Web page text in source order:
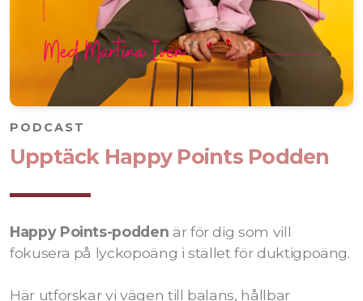
PODCAST
Upptäck Happy Points Podden
Happy Points-podden är för dig som vill
fokusera på lyckopoäng i stället för duktigpoäng.
Här utforskar vi vägen till balans, hållbar